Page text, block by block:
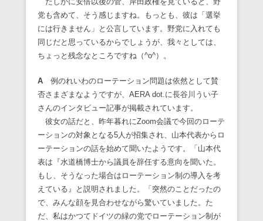
党も含めて、そう感じますね。もっとも、彼は「選挙
には行きません」と公言しています。野党に入れても
同じだと思っているからでしょうが、我々としては、
ちょっと残念なところですね（^o^）。
A 例のれいわのローテーション問題は依然として賛
否さまざまなようですが、AERA dot.に長谷川うい子
さんのインタビュー記事が掲載されています。
彼女の話だと、昨年暮れにZoom会議で今回のローテ
ーションの対象となる5人が招集され、山本代表からロ
ーテーションの話を始めて聞いたようです。「山本代
表は『水道橋博士から議員を辞任する意向を聞いた。
もし、そうなった場合はローテーション制の導入を考
えている』と説明されました。「突然のことだったの
で、みんな顔を見合わせながら驚いていました。た
だ、私はかつてドイツの緑の党でローテーション制が